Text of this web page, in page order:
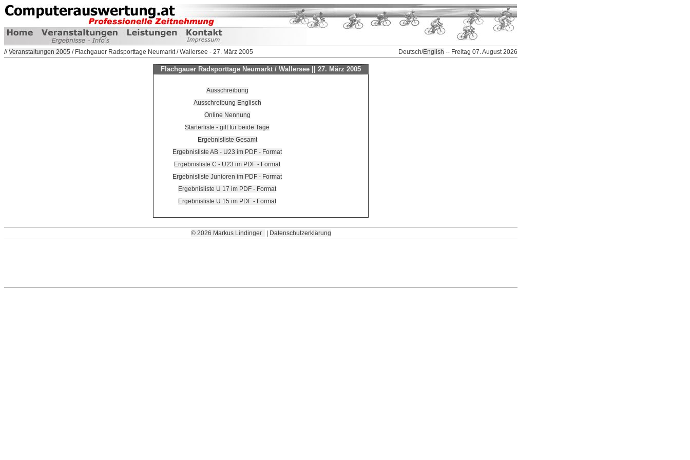
//Veranstaltungen 2005 / Flachgauer Radsporttage Neumarkt / Wallersee - 27. März 2005 Deutsch/English -- Freitag 07. August 2026
Flachgauer Radsporttage Neumarkt / Wallersee || 27. März 2005
Ausschreibung
Ausschreibung Englisch
Online Nennung
Starterliste - gilt für beide Tage
Ergebnisliste Gesamt
Ergebnisliste AB - U23 im PDF - Format
Ergebnisliste C - U23 im PDF - Format
Ergebnisliste Junioren im PDF - Format
Ergebnisliste U 17 im PDF - Format
Ergebnisliste U 15 im PDF - Format
© 2026 Markus Lindinger Datenschutzerklärung